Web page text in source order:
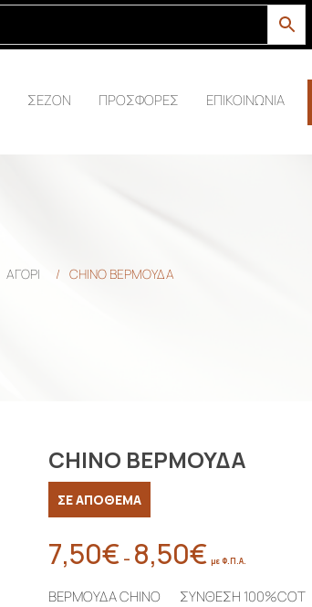
ΣΕΖΟΝ ΠΡΟΣΦΟΡΕΣ ΕΠΙΚΟΙΝΩΝΙΑ
ΑΓΟΡΙ / CHINO ΒΕΡΜΟΥΔΑ
CHINO ΒΕΡΜΟΥΔΑ
ΣΕ ΑΠΟΘΕΜΑ
7,50€ – 8,50€
7,50€
με Φ.Π.Α.
ΒΕΡΜΟΥΔΑ CHINO ΣΥΝΘΕΣΗ 100%COT